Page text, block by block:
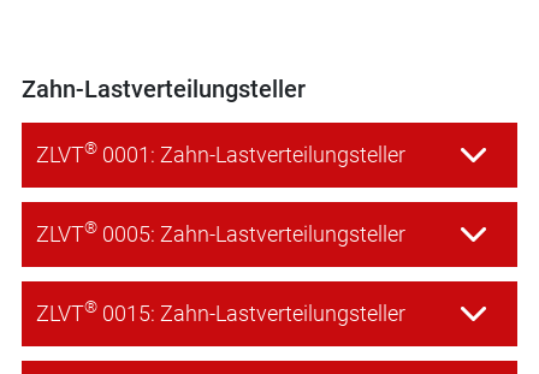
Zahn-Lastverteilungsteller
ZLVT®0001: Zahn-Lastverteilungsteller
ZLVT®0005: Zahn-Lastverteilungsteller
ZLVT®0015: Zahn-Lastverteilungsteller